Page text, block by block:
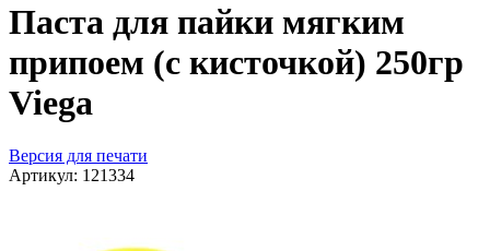
Паста для пайки мягким
припоем (с кисточкой) 250гр
Viega
Версия для печати
Артикул: 121334